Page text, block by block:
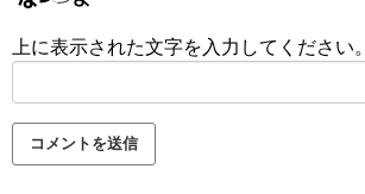
上に表示された文字を入力してください。